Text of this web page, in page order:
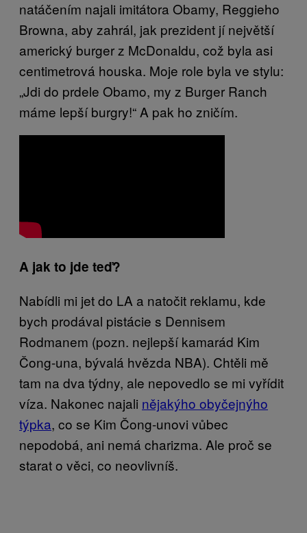
natáčením najali imitátora Obamy, Reggieho
Browna, aby zahrál, jak prezident jí největší
americký burger z McDonaldu, což byla asi
centimetrová houska. Moje role byla ve stylu:
„Jdi do prdele Obamo, my z Burger Ranch
máme lepší burgry!“ A pak ho zničím.
A jak to jde teď?
Nabídli mi jet do LA a natočit reklamu, kde
bych prodával pistácie s Dennisem
Rodmanem (pozn. nejlepší kamarád Kim
Čong-una, bývalá hvězda NBA). Chtěli mě
tam na dva týdny, ale nepovedlo se mi vyřídit
víza. Nakonec najali nějakýho obyčejnýho
týpka, co se Kim Čong-unovi vůbec
nepodobá, ani nemá charizma. Ale proč se
starat o věci, co neovlivníš.